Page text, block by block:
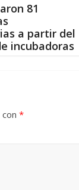
81
a partir del
incubadoras
*